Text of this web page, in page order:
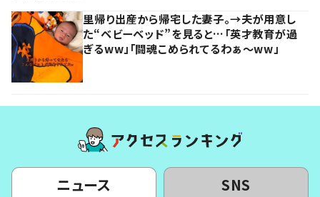
里帰り出産から帰宅した妻子。→夫が用意し
た“ベビーベッド”を見ると…「英才教育が過
ぎるww」「闘魂こめられてるわぁ～ww」
ニュース SNS